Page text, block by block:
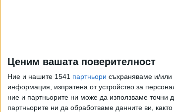
Ценим вашата поверителност
Ние и нашите 1541 партньори съхраняваме и/или
информация, изпратена от устройство за
ние и партньорите ни може да използваме точни
партньорите ни да обработваме данните ви,